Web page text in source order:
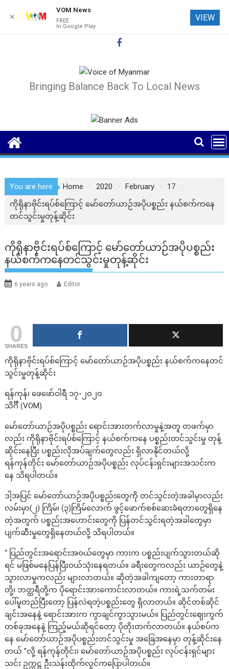
Bringing Balance Back To Local News
You are here Home 2020 February
17
ကိုရိုနာဗိုင်းရပ်စ်ကြောင့် မော်တော်ယာဉ်အပိုပစ္စည်း နယ်စက်ကနေ
တင်သွင်းမှုတုန့်ဆိုင်း
ကိုရိုနာဗိုင်းရပ်စ်ကြောင့် မော်တော်ယာဉ်အပိုပစ္စည်း
နယ်စက်ကနေတင်သွင်းမှုတုန့်ဆိုင်း
6 years ago Editor
0
SHARES
ကိုရိုနာဗိုင်းရပ်စ်ကြောင့် မော်တော်ယာဉ်အပိုပစ္စည်း နယ်စက်ကနေတင်
သွင်းမှုတုန့်ဆိုင်း
ရန်ကုန်၊ ဖေဖော်ဝါရီ ၁၇-၂၀၂၀
သိင်္ဂီ (VOM)
မော်တော်ယာဉ်အပိုပစ္စည်း ရောင်းအားတက်လာမှုနဲ့အတူ တဖက်မှာ
လည်း ကိုရိုနာဗိုင်းရပ်စ်ကြောင့် နယ်စက်ကနေ ပစ္စည်းတင်သွင်းမှု တုန့်
ဆိုင်းနေပြီး ပစ္စည်းလိုအပ်ချက်တွေလည်း ရှိလာနိုင်တယ်လို့
ရန်ကုန်တိုင်း မော်တော်ယာဉ်အပိုပစ္စည်း လုပ်ငန်းရှင်းများအသင်းက
နေ သိရပါတယ်။
ဒါ့အပြင် မော်တော်ယာဉ်အပိုပစ္စည်းတွေကို တင်သွင်းတဲ့အခါမှာလည်း
လမ်းမှာ(၂) ကြိမ်၊ (၃)ကြိမ်လောက် ဖွင့်ဖောက်စစ်ဆေးခံရတာတွေရှိနေ
တဲ့အတွက် ပစ္စည်းအဟောင်းတွေကို ပြန်တင်သွင်းရတဲ့အခါတွေမှာ
ပျက်ဆီးမှုတွေရှိနေတယ်လို့ သိရပါတယ်။
“ ပြည်တွင်းအရောင်းအဝယ်တွေမှာ ကားက ပစ္စည်းပျက်သွားတယ်ဆို
ရင် မဖြစ်မနေပြန်ပြီးဝယ်သုံးနေရတယ်။ ခရီးတွေကလည်း ယာဉ်တွေနဲ့
သွားလာမှုကလည်း များလာတယ်။ ဆိုတဲ့အခါကျတော့ ကားတာရာ
တို့၊ ဘတ္ထရီတို့က ပိုရောင်းအားကောင်းလာတယ်။ ကားရဲ့သက်တမ်း
ပေါ်မူတည်ပြီးတော့ ပြန်လဲရတဲ့ပစ္စည်းတွေ ရှိလာတယ်။ ဆိုင်တစ်ဆိုင်
ချင်းအနေနဲ့ ရောင်းအားက ကွာချင်ကွာသွားမယ်။ ပြည်တွင်းဈေးကွက်
တစ်ခုအနေနဲ့ ကြည့်မယ်ဆိုရင်တော့ ပိုတိုးတက်လာတယ်။ နယ်စပ်က
နေ မော်တော်ယာဉ်အပိုပစ္စည်းတင်သွင်းမှု အခြေအနေမှာ တုန့်ဆိုင်းနေ
တယ် ”လို့ ရန်ကုန်တိုင်း၊ မော်တော်ယာဉ်အပိုပစ္စည်း လုပ်ငန်းရှင်များ
သင်း ဥက္ကဋ္ဌ ဦးသန်းထိုက်လွင်ကပြောပါတယ်။
✕
VOM News
FREE
In Google Play
VIEW